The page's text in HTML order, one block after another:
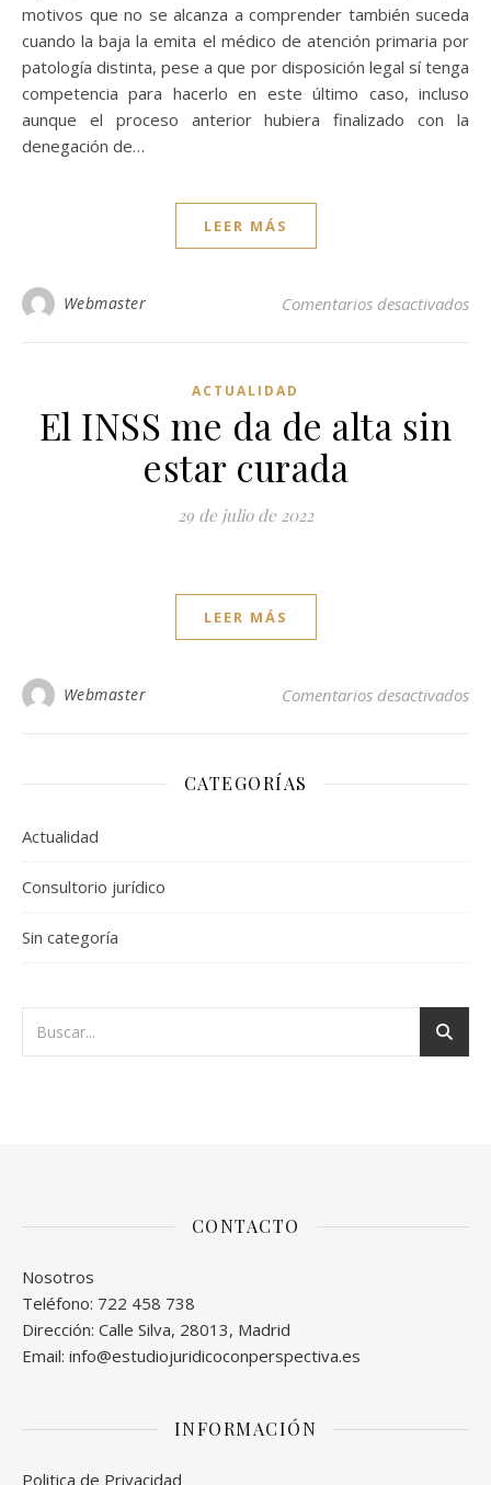
motivos que no se alcanza a comprender también suceda
cuando la baja la emita el médico de atención primaria por
patología distinta, pese a que por disposición legal sí tenga
competencia para hacerlo en este último caso, incluso
aunque el proceso anterior hubiera finalizado con la
denegación de…
LEER MÁS
Webmaster Comentarios desactivadosen
ACTUALIDAD
El INSS me da de alta sin
estar curada
29 de julio de 2022
LEER MÁS
Webmaster Comentarios desactivadosen
CATEGORÍAS
Actualidad
Consultorio jurídico
Sin categoría
CONTACTO
Nosotros
Teléfono: 722 458 738
Dirección: Calle Silva, 28013, Madrid
Email: info@estudiojuridicoconperspectiva.es
INFORMACIÓN
Politica de Privacidad